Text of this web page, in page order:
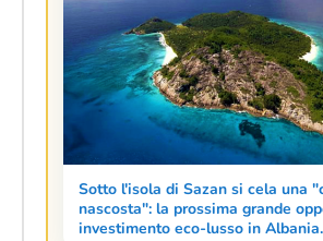
Sotto l'isola di Sazan si cela una
nascosta": la prossima grande
investimento eco-lusso in Albania.